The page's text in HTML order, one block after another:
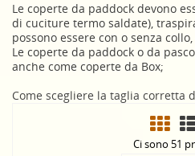
Le coperte da paddock devono
di cuciture termo saldate),
possono essere con o senza
Le coperte da paddock o da
anche come coperte da Box;
Come scegliere la taglia corretta
Ci sono 51